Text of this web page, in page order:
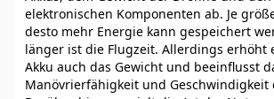
elektronischen Komponenten ab. Je
desto mehr Energie kann gespeichert
länger ist die Flugzeit. Allerdings erhöht
Akku auch das Gewicht und beeinflusst
Manövrierfähigkeit und Geschwindigkeit